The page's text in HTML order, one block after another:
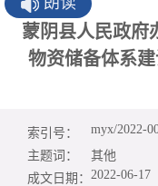
蒙阴县人民政府
物资储备体系
索引号：
myx/2022-
主题词：
其他
成文日期： 2022-06-17